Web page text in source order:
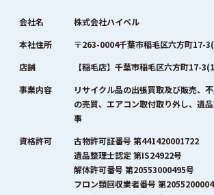
会社名
株式会社ハイペル
本社住所
〒263-0004千葉市稲毛区六方町17-
店舗
【稲毛店】千葉市稲毛区六方町17-
事業内容
リサイクル品の出張買取及び販売、
の売買、エアコン取付取り外し、遺
事
資格許可
古物許可証番号 第441420001722
遺品整理士認定 第IS24922号
解体許可番号 第20553000495号
フロン類回収業者番号 第